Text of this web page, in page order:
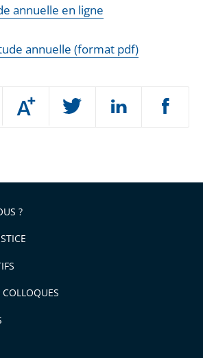
Augmenter
ou
annuelle en ligne
annuelle (format pdf)
?